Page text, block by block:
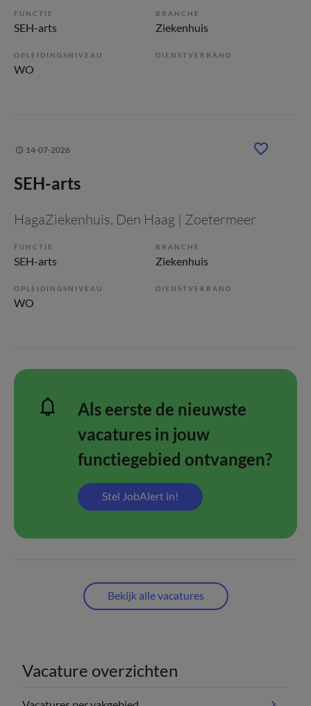
FUNCTIE
SEH-arts
BRANCHE
Ziekenhuis
OPLEIDINGSNIVEAU
WO
DIENSTVERBAND
14-07-2026
SEH-arts
HagaZiekenhuis, Den Haag | Zoetermeer
FUNCTIE
SEH-arts
BRANCHE
Ziekenhuis
OPLEIDINGSNIVEAU
WO
DIENSTVERBAND
Als eerste de nieuwste
vacatures in jouw
functiegebied ontvangen?
Stel JobAlert in!
Bekijk alle vacatures
Vacature overzichten